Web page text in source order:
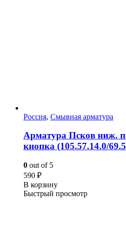
Россия, Смывная арматура
Арматура Псков ниж.
кнопка (105.57.14.0/
0 out of 5
590 ₽
В корзину
Быстрый просмотр